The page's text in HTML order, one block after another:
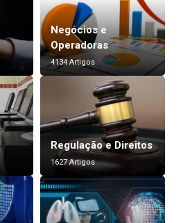
Negócios e
Operadoras
4134 Artigos
Regulação e Direitos
1627 Artigos